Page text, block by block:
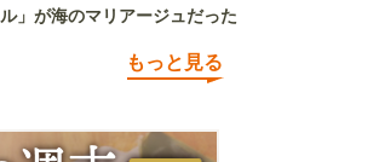
ル」が海のマリアージュだった
もっと見る